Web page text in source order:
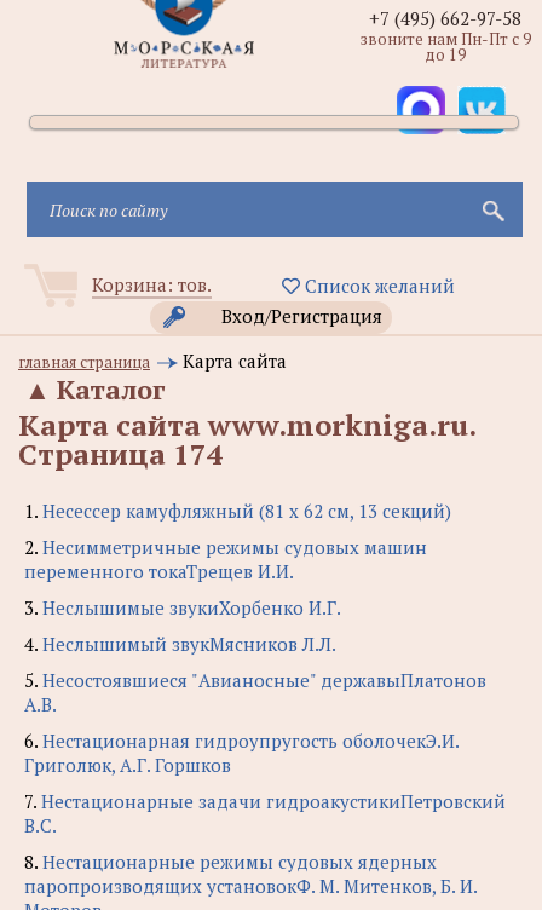
Корзина: тов.
Список желаний
Вход/Регистрация
+7 (495) 662-97-58
звоните нам Пн-Пт с 9
до 19
главная страница Карта сайта
Каталог
▲
Карта сайта www.morkniga.ru.
Cтраница 174
1. Несессер камуфляжный (81 х 62 см, 13 секций)
2. Несимметричные режимы судовых машин
переменного токаТрещев И.И.
3. Неслышимые звукиХорбенко И.Г.
4. Неслышимый звукМясников Л.Л.
5. Несостоявшиеся "Авианосные" державыПлатонов
А.В.
6. Нестационарная гидроупругость оболочекЭ.И.
Григолюк, А.Г. Горшков
7. Нестационарные задачи гидроакустикиПетровский
В.С.
8. Нестационарные режимы судовых ядерных
паропроизводящих установокФ. М. Митенков, Б. И.